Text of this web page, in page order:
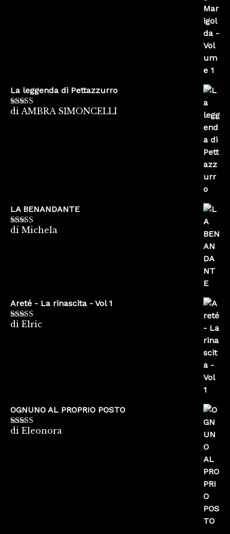
La leggenda di Pettazzurro
Valutato5su
di AMBRA SIMONCELLI
LA BENANDANTE
Valutato5su
di Michela
Areté - La rinascita - Vol 1
Valutato5
di Elric
OGNUNO AL PROPRIO POSTO
Valutato5su
di Eleonora